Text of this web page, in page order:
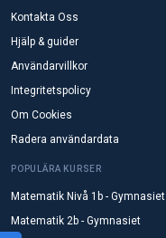
Kontakta Oss
Hjälp & guider
Användarvillkor
Integritetspolicy
Om Cookies
Radera användardata
POPULÄRA KURSER
Matematik Nivå 1b - Gymnasiet
Matematik 2b - Gymnasiet